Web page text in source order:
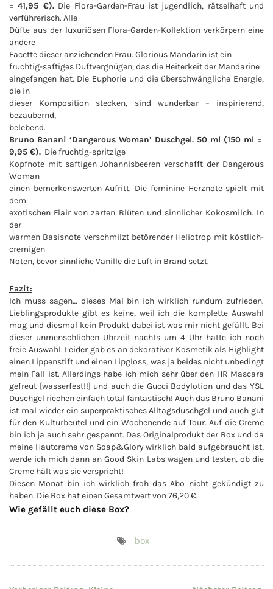
= 41,95 €).Die Flora-Garden-Frau ist jugendlich, rätselhaft und
verführerisch. Alle
Düfte aus der luxuriösen Flora-Garden-Kollektion verkörpern eine
andere
Facette dieser anziehenden Frau. Glorious Mandarin ist ein
fruchtig-saftiges Duftvergnügen, das die Heiterkeit der Mandarine
eingefangen hat. Die Euphorie und die überschwängliche Energie,
die in
dieser Komposition stecken, sind wunderbar – inspirierend,
bezaubernd,
belebend.
Bruno Banani ‘Dangerous Woman’ Duschgel. 50 ml (150 ml =
9,95 €). Die fruchtig-spritzige
Kopfnote mit saftigen Johannisbeeren verschafft der Dangerous
Woman
einen bemerkenswerten Aufritt. Die feminine Herznote spielt mit
dem
exotischen Flair von zarten Blüten und sinnlicher Kokosmilch. In
der
warmen Basisnote verschmilzt betörender Heliotrop mit köstlich-
cremigen
Noten, bevor sinnliche Vanille die Luft in Brand setzt.
Fazit:
Ich muss sagen… dieses Mal bin ich wirklich rundum zufrieden.
Lieblingsprodukte gibt es keine, weil ich die komplette Auswahl
mag und diesmal kein Produkt dabei ist was mir nicht gefällt. Bei
dieser unmenschlichen Uhrzeit nachts um 4 Uhr hatte ich noch
freie Auswahl. Leider gab es an dekorativer Kosmetik als Highlight
einen Lippenstift und einen Lipgloss, was ja beides nicht unbedingt
mein Fall ist. Allerdings habe ich mich sehr über den HR Mascara
gefreut [wasserfest!!] und auch die Gucci Bodylotion und das YSL
Duschgel riechen einfach total fantastisch! Auch das Bruno Banani
ist mal wieder ein superpraktisches Alltagsduschgel und auch gut
für den Kulturbeutel und ein Wochenende auf Tour. Auf die Creme
bin ich ja auch sehr gespannt. Das Originalprodukt der Box und da
meine Hautcreme von Soap&Glory wirklich bald aufgebraucht ist,
werde ich mich dann an Good Skin Labs wagen und testen, ob die
Creme hält was sie verspricht!
Diesen Monat bin ich wirklich froh das Abo nicht gekündigt zu
haben. Die Box hat einen Gesamtwert von 76,20 €.
Wie gefällt euch diese Box?
box